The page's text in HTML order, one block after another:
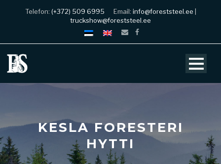
Telefon: (+372) 509 6995 Email: info@foreststeel.ee
truckshow@foreststeel.ee
KESLA FORESTERI
HYTTI